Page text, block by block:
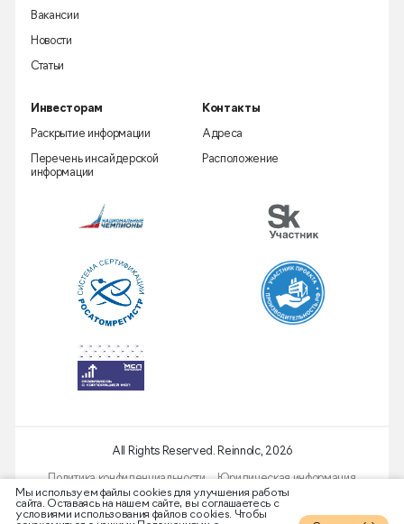
Мы используем файлы cооkies для улучшения работы
сайта. Оставаясь на нашем сайте, вы соглашаетесь с
условиями использования файлов cооkies. Чтобы
Вакансии
Новости
Статьи
Инвесторам
Раскрытие информации
Перечень инсайдерской
информации
Контакты
Адреса
Расположение
All Rights Reserved. Reinnolc, 2026
Политика конфиденциальности Юридическая информация